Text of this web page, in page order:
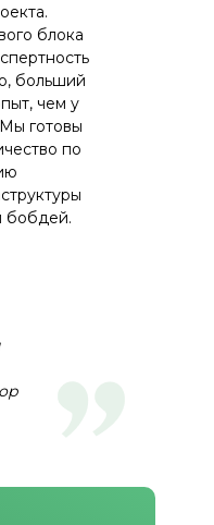
В
в
яйца на
яиц в
(месяца).
несколько
блока
больший
чем у
готовы
по
бобдей.